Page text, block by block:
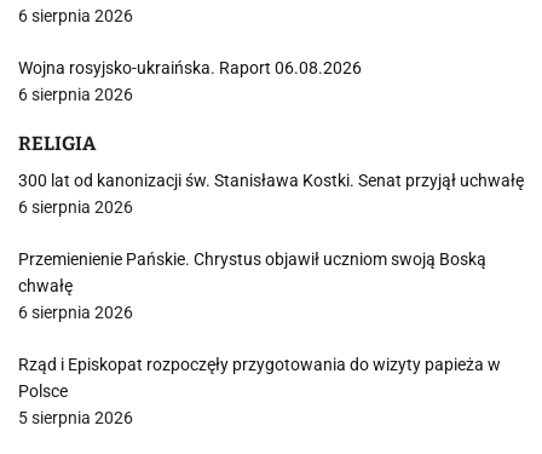
6 sierpnia 2026
Wojna rosyjsko-ukraińska. Raport 06.08.2026
6 sierpnia 2026
RELIGIA
300 lat od kanonizacji św. Stanisława Kostki. Senat przyjął uchwałę
6 sierpnia 2026
Przemienienie Pańskie. Chrystus objawił uczniom swoją Boską
chwałę
6 sierpnia 2026
Rząd i Episkopat rozpoczęły przygotowania do wizyty papieża w
Polsce
5 sierpnia 2026